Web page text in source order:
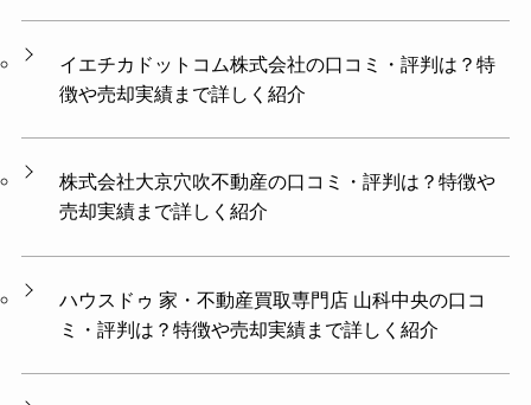
イエチカドットコム株式会社の口コミ・評判は？特
徴や売却実績まで詳しく紹介
株式会社大京穴吹不動産の口コミ・評判は？特徴や
売却実績まで詳しく紹介
ハウスドゥ 家・不動産買取専門店 山科中央の口コ
ミ・評判は？特徴や売却実績まで詳しく紹介